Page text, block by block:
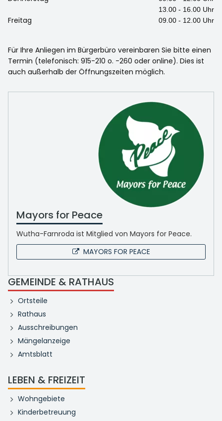
13.00 - 16.00 Uhr
Freitag 09.00 - 12.00 Uhr
Für Ihre Anliegen im Bürgerbüro vereinbaren Sie bitte einen
Termin (telefonisch: 915-210 o. -260 oder online). Dies ist
auch außerhalb der Öffnungszeiten möglich.
Mayors for Peace
Wutha-Farnroda ist Mitglied von Mayors for Peace.
MAYORS FOR PEACE
GEMEINDE & RATHAUS
Ortsteile
Rathaus
Ausschreibungen
Mängelanzeige
Amtsblatt
LEBEN & FREIZEIT
Wohngebiete
Kinderbetreuung